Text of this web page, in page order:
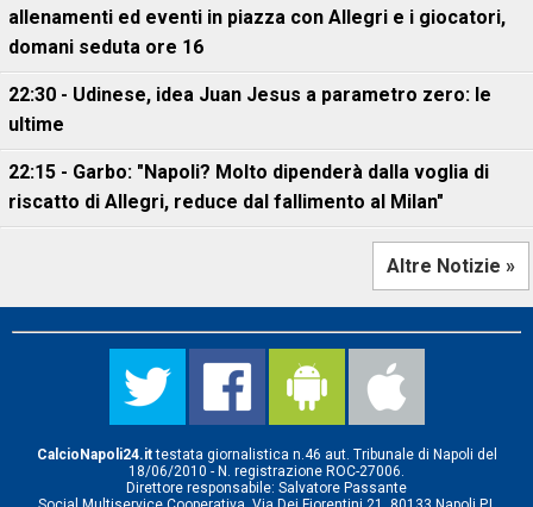
allenamenti ed eventi in piazza con Allegri e i giocatori,
domani seduta ore 16
22:30 - Udinese, idea Juan Jesus a parametro zero: le
ultime
22:15 - Garbo: "Napoli? Molto dipenderà dalla voglia di
riscatto di Allegri, reduce dal fallimento al Milan"
Altre Notizie »
CalcioNapoli24.ittestata giornalistica n.46 aut. Tribunale di Napoli del
18/06/2010 - N. registrazione ROC-27006.
Direttore responsabile: Salvatore Passante